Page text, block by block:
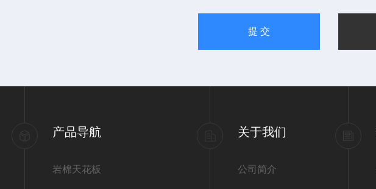
产品导航
岩棉天花板
关于我们
公司简介